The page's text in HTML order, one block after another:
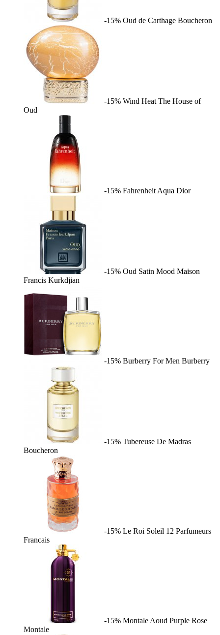
-15% Oud de Carthage Boucheron
-15% Wind Heat The House of
Oud
-15% Fahrenheit Aqua Dior
-15% Oud Satin Mood Maison
Francis Kurkdjian
-15% Burberry For Men Burberry
-15% Tubereuse De Madras
Boucheron
-15% Le Roi Soleil 12 Parfumeurs
Francais
-15% Montale Aoud Purple Rose
Montale